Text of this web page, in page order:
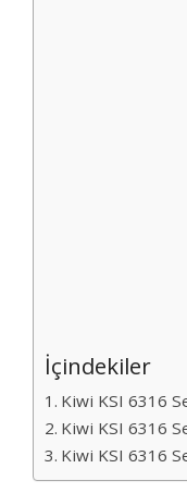
İçindekiler
Kiwi KSI 6316
Kiwi KSI 6316
Kiwi KSI 6316